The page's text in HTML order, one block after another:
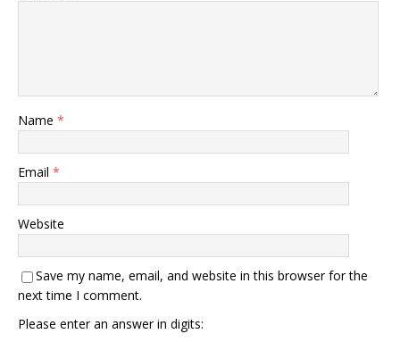
Name *
Email *
Website
Save my name, email, and website in this browser for the
next time I comment.
Please enter an answer in digits: